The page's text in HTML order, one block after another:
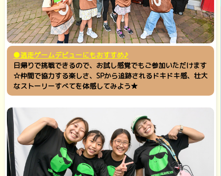
●逃走ゲームデビューにもおすすめ♪
日帰りで挑戦できるので、お試し感覚でもご参加いただけます
☆仲間で協力する楽しさ、SPから追跡されるドキドキ感、壮大
なストーリーすべてを体感してみよう★